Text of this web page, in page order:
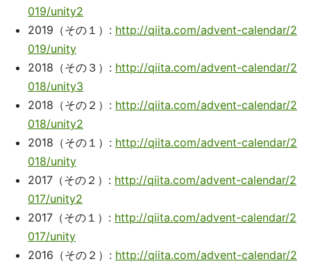
019/unity2
2019（その１）: http://qiita.com/advent-calendar/2
019/unity
2018（その３）: http://qiita.com/advent-calendar/2
018/unity3
2018（その２）: http://qiita.com/advent-calendar/2
018/unity2
2018（その１）: http://qiita.com/advent-calendar/2
018/unity
2017（その２）: http://qiita.com/advent-calendar/2
017/unity2
2017（その１）: http://qiita.com/advent-calendar/2
017/unity
2016（その２）: http://qiita.com/advent-calendar/2